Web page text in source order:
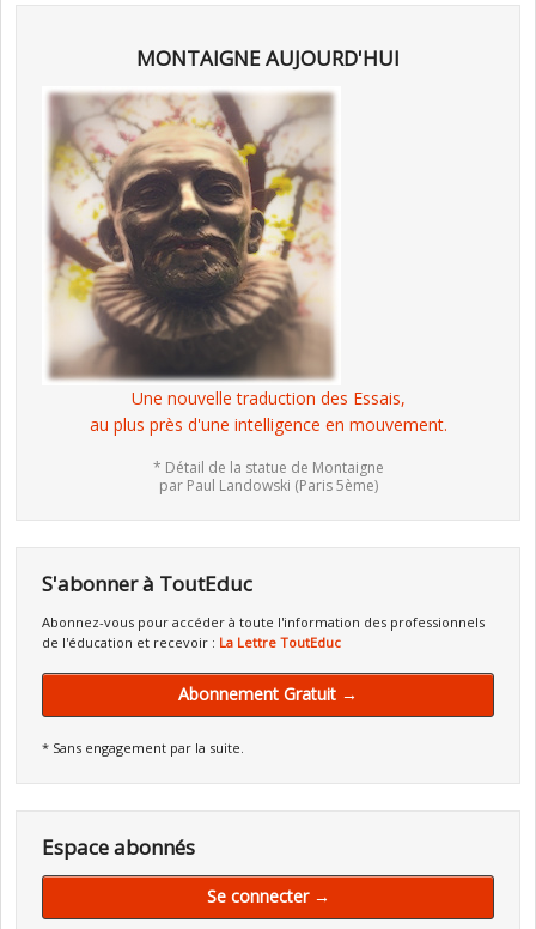
MONTAIGNE AUJOURD'HUI
Une nouvelle traduction des Essais,
au plus près d'une intelligence en mouvement.
* Détail de la statue de Montaigne
par Paul Landowski (Paris 5ème)
S'abonner à ToutEduc
Abonnez-vous pour accéder à toute l'information des professionnels
de l'éducation et recevoir : La Lettre ToutEduc
Abonnement Gratuit →
* Sans engagement par la suite.
Espace abonnés
Se connecter →